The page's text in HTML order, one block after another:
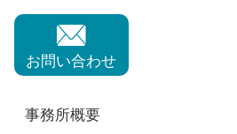
お問い合わせ
事務所概要